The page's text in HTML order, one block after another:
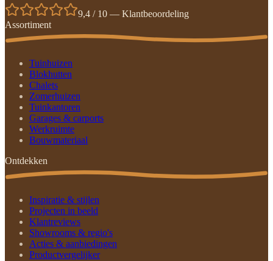
9,4 / 10 — Klantbeoordeling
Assortiment
Tuinhuizen
Blokhutten
Chalets
Zomerhuizen
Tuinkantoren
Garages & carports
Werkruimte
Bouwmateriaal
Ontdekken
Inspiratie & stijlen
Projecten in beeld
Klantreviews
Showrooms & regio's
Acties & aanbiedingen
Productvergelijker